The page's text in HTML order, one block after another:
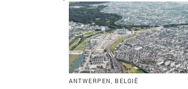
ANTWERPEN, BELGIË